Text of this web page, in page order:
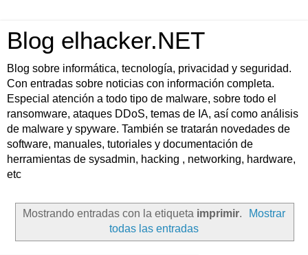
Blog elhacker.NET
Blog sobre informática, tecnología, privacidad y seguridad.
Con entradas sobre noticias con información completa.
Especial atención a todo tipo de malware, sobre todo el
ransomware, ataques DDoS, temas de IA, así como análisis
de malware y spyware. También se tratarán novedades de
software, manuales, tutoriales y documentación de
herramientas de sysadmin, hacking , networking, hardware,
etc
Mostrando entradas con la etiqueta imprimir.
Mostrar
todas las entradas